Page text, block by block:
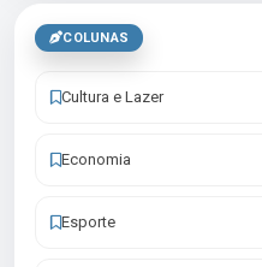
COLUNAS
Cultura e Lazer
Economia
Esporte